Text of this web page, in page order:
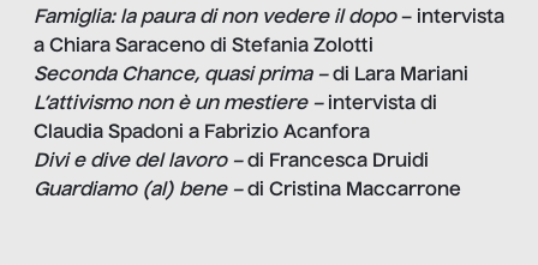
Famiglia: la paura di non vedere il dopo– intervista
a Chiara Saraceno di Stefania Zolotti
Seconda Chance, quasi prima –di Lara Mariani
L’attivismo non è un mestiere – intervista di
Claudia Spadoni a Fabrizio Acanfora
Divi e dive del lavoro –di Francesca Druidi
Guardiamo (al) bene –di Cristina Maccarrone